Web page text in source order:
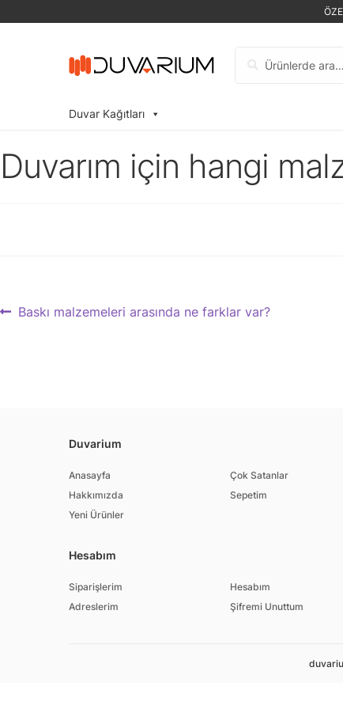
Duvar Kağıtları
Duvarım için hangi
Yazı
Previous
Baskı malzemeleri arasında ne farklar var?
Duvarium
Anasayfa
Hakkımızda
Yeni Ürünler
Çok Satanlar
Sepetim
Hesabım
Siparişlerim
Adreslerim
Hesabım
Şifremi Unuttum